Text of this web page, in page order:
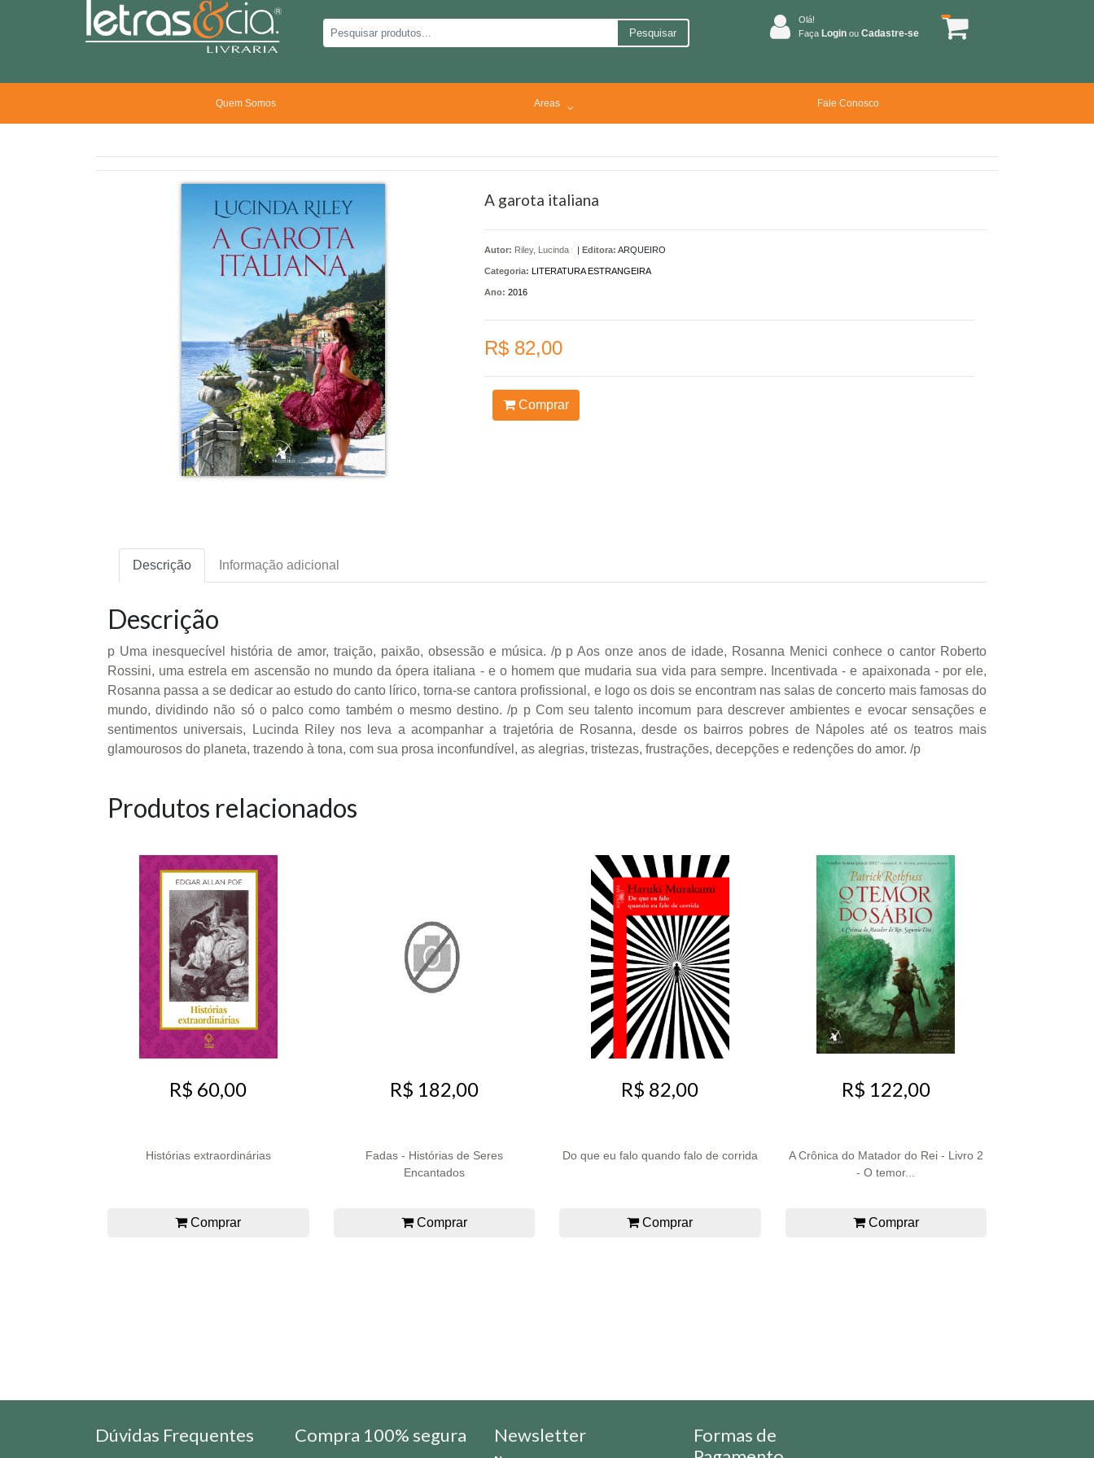
Pesquisar
Olá!
Faça Login ou Cadastre-se
Quem Somos Areas Fale Conosco
A garota italiana
Autor: Riley, Lucinda | Editora: ARQUEIRO
Categoria: LITERATURA ESTRANGEIRA
Ano: 2016
R$ 82,00
Comprar
Descrição Informação adicional
Descrição
p Uma inesquecível história de amor, traição, paixão, obsessão e música. /p p Aos onze anos de idade, Rosanna Menici conhece o cantor Roberto
Rossini, uma estrela em ascensão no mundo da ópera italiana - e o homem que mudaria sua vida para sempre. Incentivada - e apaixonada - por ele,
Rosanna passa a se dedicar ao estudo do canto lírico, torna-se cantora profissional, e logo os dois se encontram nas salas de concerto mais famosas do
mundo, dividindo não só o palco como também o mesmo destino. /p p Com seu talento incomum para descrever ambientes e evocar sensações e
sentimentos universais, Lucinda Riley nos leva a acompanhar a trajetória de Rosanna, desde os bairros pobres de Nápoles até os teatros mais
glamourosos do planeta, trazendo à tona, com sua prosa inconfundível, as alegrias, tristezas, frustrações, decepções e redenções do amor. /p
Produtos relacionados
R$ 60,00
Histórias extraordinárias
Comprar
R$ 182,00
Fadas - Histórias de Seres
Encantados
Comprar
R$ 82,00
Do que eu falo quando falo de corrida
Comprar
R$ 122,00
A Crônica do Matador do Rei - Livro 2
- O temor...
Comprar
Dúvidas Frequentes Compra 100% segura Newsletter
Formas de